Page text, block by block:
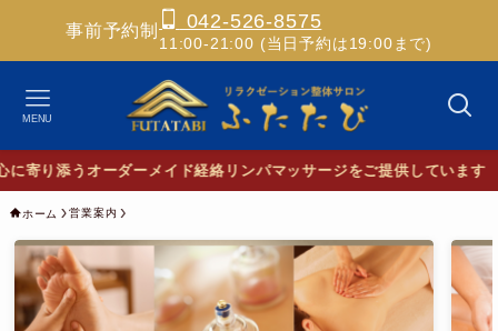
事前予約制 042-526-8575
11:00-21:00 (当日予約は19:00まで)
MENU
ホーム 営業案内